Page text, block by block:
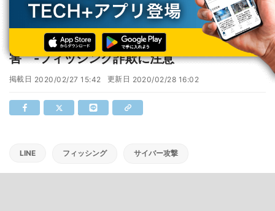
TECH+ 企業IT
セキュリティ
LINE、4000超アカウントに不正ログイン被害 -フィッシング詐欺に注意
LINE、4000超アカウントに不正ログイン被
害 -フィッシング詐欺に注意
掲載日 2020/02/27 15:42 更新日 2020/02/28 16:02
LINE フィッシング サイバー攻撃